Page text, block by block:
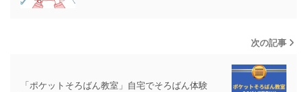
次の記事
「ポケットそろばん教室」自宅でそろばん体験